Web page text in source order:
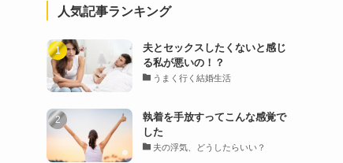
人気記事ランキング
夫とセックスしたくないと感じ
る私が悪いの！？
うまく行く結婚生活
執着を手放すってこんな感覚で
した
夫の浮気、どうしたらいい？